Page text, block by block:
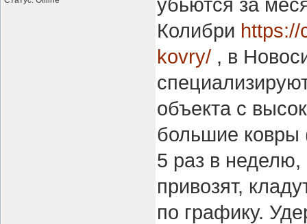
убьются за
Колибри https://
kovry/ , в
объекта с
большие ковры
5 раз в
привозят,
по графику.